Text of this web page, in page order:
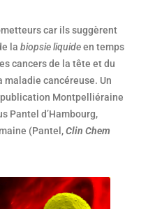
car ils suggèrent
la biopsie liquideen temps
cancers de la tête et du
maladie cancéreuse. Un
Montpelliéraine
Pantel d’Hambourg,
(Pantel,Clin Chem